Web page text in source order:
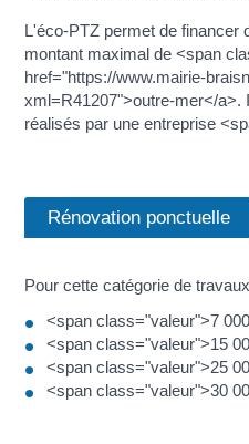
L'éco-PTZ permet de financer
montant maximal de <span
href="https://www.mairie-
xml=R41207">outre-mer</a>.
réalisés par une entreprise
Rénovation ponctuelle
Pour cette catégorie de
<span class="valeur">7
<span class="valeur">15
<span class="valeur">25
<span class="valeur">30